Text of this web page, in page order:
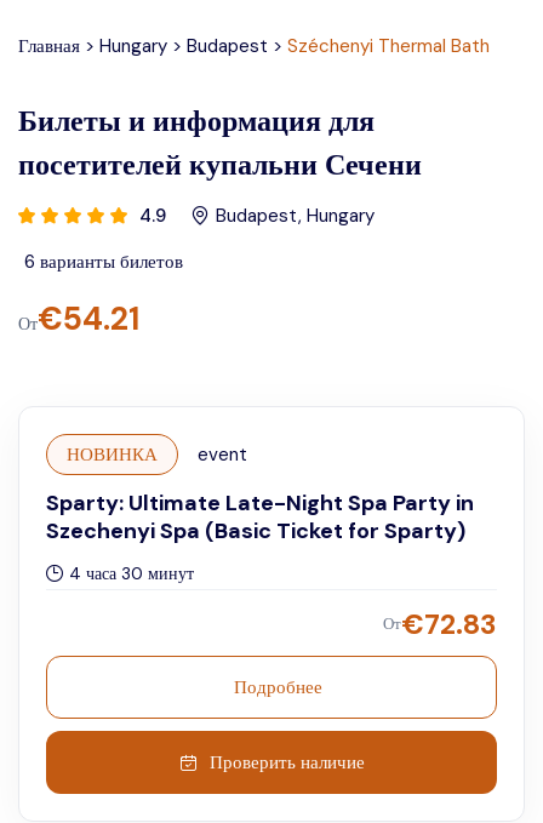
Главная > Hungary > Budapest > Széchenyi Thermal Bath
Билеты и информация для
посетителей купальни Сечени
4.9 Budapest, Hungary
6 варианты билетов
От€54.21
НОВИНКА event
Sparty: Ultimate Late-Night Spa Party in
Szechenyi Spa (Basic Ticket for Sparty)
4 часа 30 минут
От€72.83
Подробнее
Проверить наличие